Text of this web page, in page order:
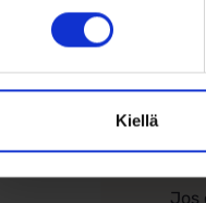
Kiellä
Jos